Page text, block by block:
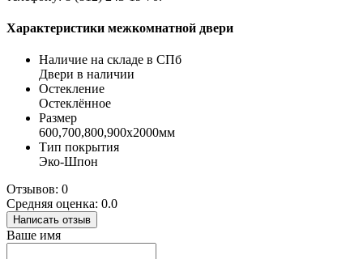
Характеристики межкомнатной двери
Наличие на складе в СПб
Двери в наличии
Остекление
Остеклённое
Размер
600,700,800,900х2000мм
Тип покрытия
Эко-Шпон
Отзывов: 0
Средняя оценка: 0.0
Написать отзыв
Ваше имя